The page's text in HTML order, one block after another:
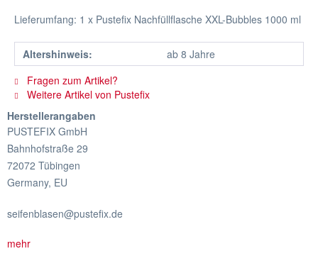
Lieferumfang: 1 x Pustefix Nachfüllflasche XXL-Bubbles 1000 ml
Altershinweis:
ab 8 Jahre
Fragen zum Artikel?
Weitere Artikel von Pustefix
Herstellerangaben
PUSTEFIX GmbH
Bahnhofstraße 29
72072 Tübingen
Germany, EU
seifenblasen@pustefix.de
mehr